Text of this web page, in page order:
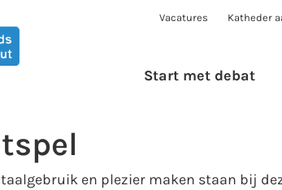
Vacatures Katheder
Start met debat
en plezier maken staan bij